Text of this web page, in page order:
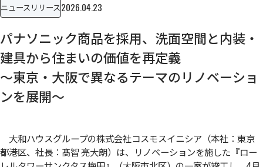
ニュースリリース2026.04.23
パナソニック商品を採用、洗面空間と内装・
建具から住まいの価値を再定義
～東京・大阪で異なるテーマのリノベーショ
ンを展開～
大和ハウスグループの株式会社コスモスイニシア（本社：東京
都港区、社長：髙智 亮大朗）は、リノベーションを施した『ロー